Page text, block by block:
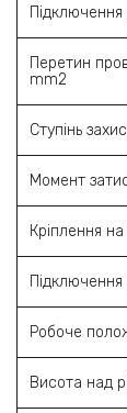
Перетин
mm2
Ступінь
Момент
Кріплення
Робоче
Висота над